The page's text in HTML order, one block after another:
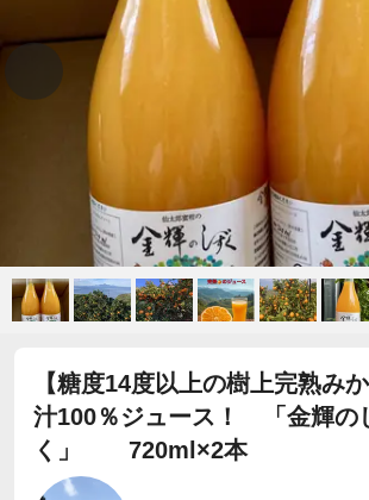
【糖度14度以上の樹上完熟み
汁100％ジュース！ 「金輝の
く」 720ml×2本